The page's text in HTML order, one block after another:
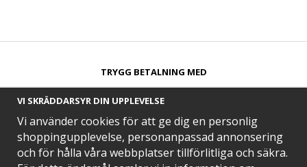
TRYGG BETALNING MED​
SNABB LEVERANS MED
VI SKRÄDDARSYR DIN UPPLEVELSE
Vi använder cookies för att ge dig en personlig
shoppingupplevelse, personanpassad annonsering
och för hålla våra webbplatser tillförlitliga och säkra.